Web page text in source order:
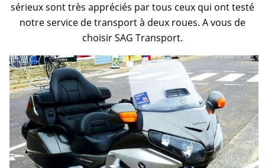
sérieux sont très appréciés par tous ceux qui ont testé
notre service de transport à deux roues. A vous de
choisir SAG Transport.